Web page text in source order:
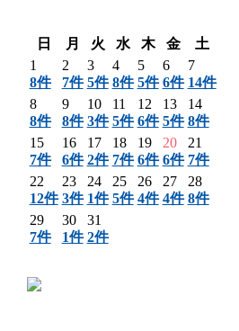
日
月 火 水 木 金
土
1
8件
2
7件
3
5件
4
8件
5
5件
6
6件
7
14件
8
8件
9
8件
10
3件
11
5件
12
6件
13
5件
14
8件
15
7件
16
6件
17
2件
18
7件
19
6件
20
6件
21
7件
22
12件
23
3件
24
1件
25
5件
26
4件
27
4件
28
8件
29
7件
30
1件
31
2件